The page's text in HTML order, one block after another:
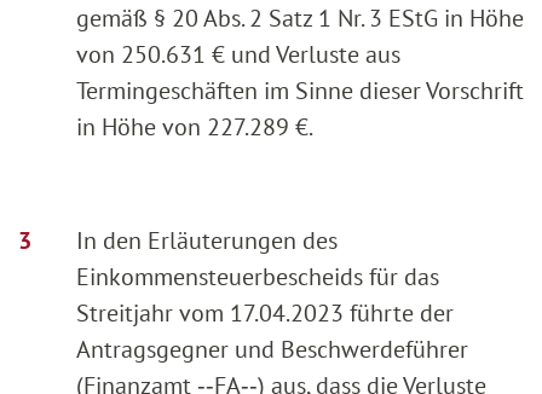
gemäß § 20 Abs. 2 Satz 1 Nr. 3 EStG in Höhe
von 250.631 € und Verluste aus
Termingeschäften im Sinne dieser Vorschrift
in Höhe von 227.289 €.
In den Erläuterungen des
Einkommensteuerbescheids für das
Streitjahr vom 17.04.2023 führte der
Antragsgegner und Beschwerdeführer
(Finanzamt ‑‑FA‑‑) aus, dass die Verluste